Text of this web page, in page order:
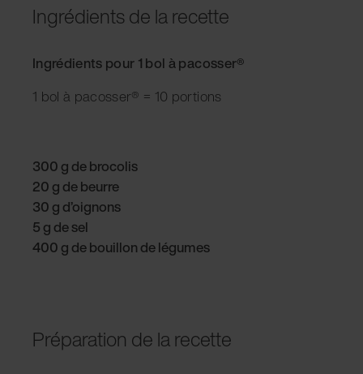
Ingrédients de la recette
Ingrédients pour 1 bol à pacosser®
1 bol à pacosser® = 10 portions
300 g de brocolis
20 g de beurre
30 g d’oignons
5 g de sel
400 g de bouillon de légumes
Préparation de la recette